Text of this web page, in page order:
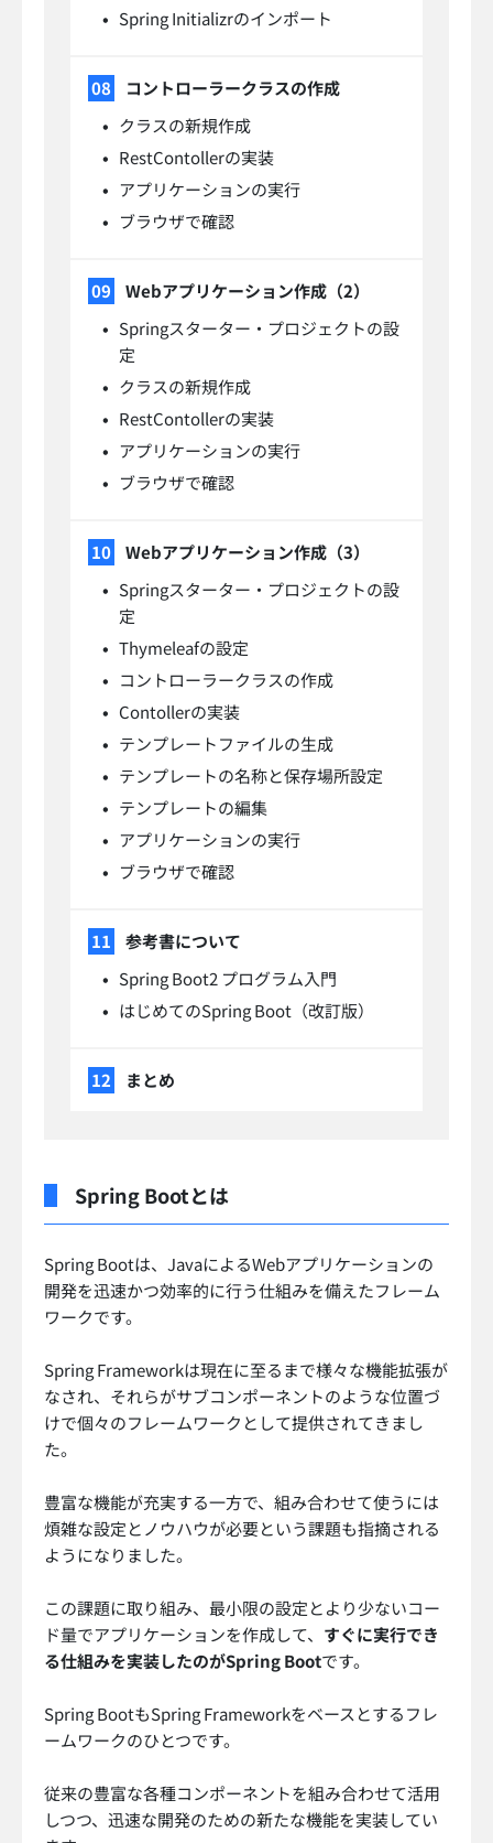
Spring Initializrのインポート
コントローラークラスの作成
クラスの新規作成
RestContollerの実装
アプリケーションの実行
ブラウザで確認
Webアプリケーション作成（2）
Springスターター・プロジェクトの設
定
クラスの新規作成
RestContollerの実装
アプリケーションの実行
ブラウザで確認
Webアプリケーション作成（3）
Springスターター・プロジェクトの設
定
Thymeleafの設定
コントローラークラスの作成
Contollerの実装
テンプレートファイルの生成
テンプレートの名称と保存場所設定
テンプレートの編集
アプリケーションの実行
ブラウザで確認
参考書について
Spring Boot2 プログラム入門
はじめてのSpring Boot（改訂版）
まとめ
Spring Bootとは
Spring Bootは、JavaによるWebアプリケーションの
開発を迅速かつ効率的に行う仕組みを備えたフレーム
ワークです。
Spring Frameworkは現在に至るまで様々な機能拡張が
なされ、それらがサブコンポーネントのような位置づ
けで個々のフレームワークとして提供されてきまし
た。
豊富な機能が充実する一方で、組み合わせて使うには
煩雑な設定とノウハウが必要という課題も指摘される
ようになりました。
この課題に取り組み、最小限の設定とより少ないコー
ド量でアプリケーションを作成して、 すぐに実行でき
る仕組みを実装したのがSpring Bootです。
Spring BootもSpring Frameworkをベースとするフレ
ームワークのひとつです。
従来の豊富な各種コンポーネントを組み合わせて活用
しつつ、迅速な開発のための新たな機能を実装してい